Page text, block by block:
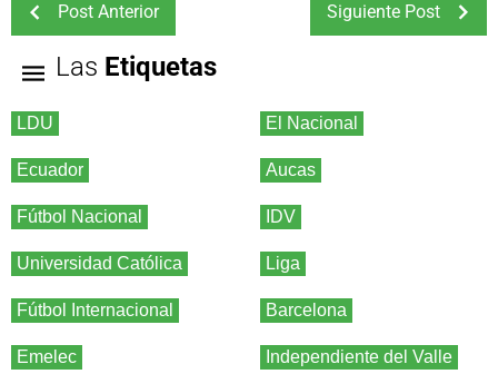
Post Anterior Siguiente Post
Las Etiquetas
LDU El Nacional
Ecuador Aucas
Fútbol Nacional IDV
Universidad Católica Liga
Fútbol Internacional Barcelona
Emelec Independiente del Valle